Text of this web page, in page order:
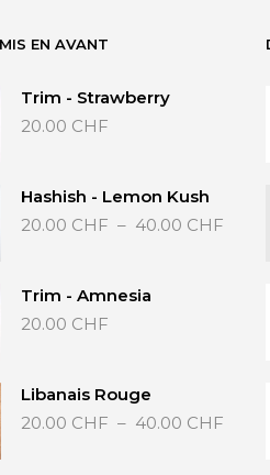
EN AVANT
Trim - Strawberry
20.00 CHF
Hashish - Lemon Kush
20.00 CHF – 40.00 CHF
Trim - Amnesia
20.00 CHF
Libanais Rouge
20.00 CHF – 40.00 CHF